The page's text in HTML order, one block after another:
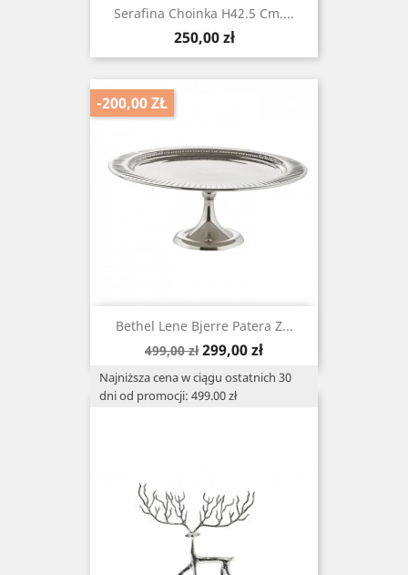
Serafina Choinka H42.5 Cm....
Cena
250,00 zł
Bethel Lene Bjerre Patera Z...
Cena
499,00 zł Cena
299,00 zł
Najniższa cena w ciągu ostatnich 30
dni od promocji: 499.00 zł
-200,00 ZŁ